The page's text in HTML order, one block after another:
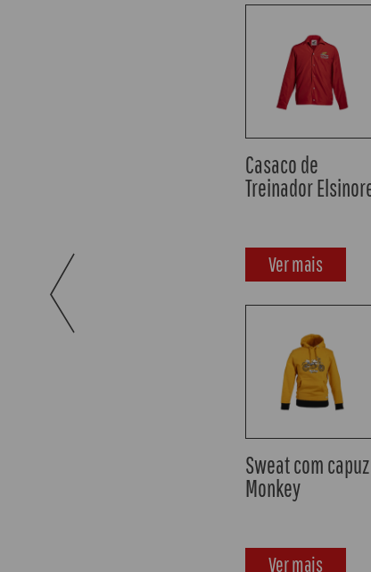
Sweat com Capuz
Making Legends
Ver mais